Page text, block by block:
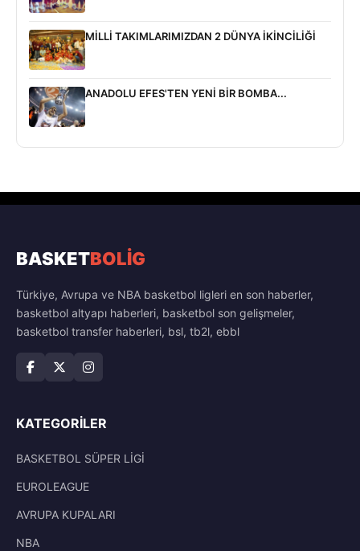
MİLLİ TAKIMLARIMIZDAN 2 DÜNYA İKİNCİLİĞİ
ANADOLU EFES'TEN YENİ BİR BOMBA...
BASKETBOLİG
Türkiye, Avrupa ve NBA basketbol ligleri en son haberler,
basketbol altyapı haberleri, basketbol son gelişmeler,
basketbol transfer haberleri, bsl, tb2l, ebbl
KATEGORILER
BASKETBOL SÜPER LİGİ
EUROLEAGUE
AVRUPA KUPALARI
NBA